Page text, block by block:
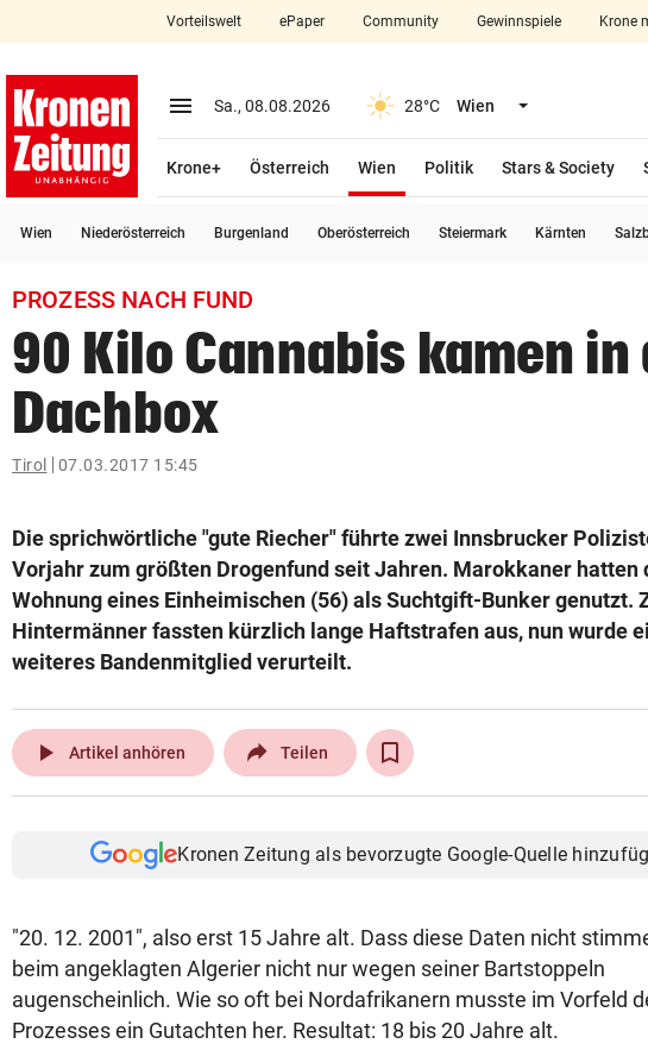
closeSchließen
account_circle Anmelden
arrow_right
bookmark
search
Suchbegriff
eingeben
© Krone Multimedia GmbH & Co KG 2026
Muthgasse 2, 1190 Wien
Vorteilswelt ePaper Community Gewinnspiele Krone
menu Menü aufklappen
Sa., 08.08.2026 28°C Wien Menü aufklappen
Krone+ Österreich Wien
Politik
Stars & Society
Wien Niederösterreich Burgenland Oberösterreich Steiermark Kärnten
PROZESS NACH FUND
90 Kilo Cannabis kamen in
Dachbox
Tirol 07.03.2017 15:45
Die sprichwörtliche "gute Riecher" führte zwei Innsbrucker
Vorjahr zum größten Drogenfund seit Jahren. Marokkaner hatten
Wohnung eines Einheimischen (56) als Suchtgift-Bunker genutzt.
Hintermänner fassten kürzlich lange Haftstrafen aus, nun wurde
weiteres Bandenmitglied verurteilt.
play_arrow Artikel anhören Teilen
Kronen Zeitung als bevorzugte Google-Quelle
"20. 12. 2001", also erst 15 Jahre alt. Dass diese Daten nicht
beim angeklagten Algerier nicht nur wegen seiner Bartstoppeln
augenscheinlich. Wie so oft bei Nordafrikanern musste im Vorfeld
Prozesses ein Gutachten her. Resultat: 18 bis 20 Jahre alt.